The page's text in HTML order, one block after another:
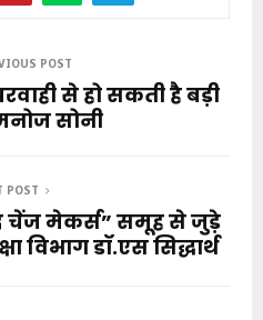
POST
से हो सकती है बड़ी
सोनी
POST
चेंज मेकर्स” समूह से जुड़े
विभाग डाॅ.एस सिद्धार्थ